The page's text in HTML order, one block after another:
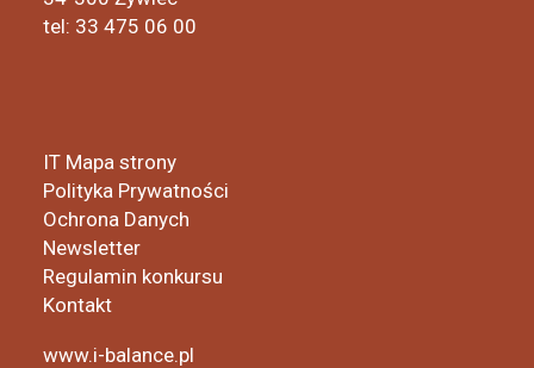
tel: 33 475 06 00
IT Mapa strony
Polityka Prywatności
Ochrona Danych
Newsletter
Regulamin konkursu
Kontakt
www.i-balance.pl